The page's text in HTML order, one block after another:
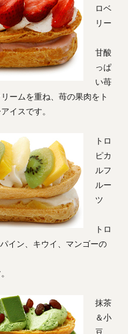
ロベ
リー
甘酸
っぱ
い苺
ームを重ね、苺の果肉をト
イスです。
トロ
ピカ
ルフ
ルー
ツ
トロ
イン、キウイ、マンゴーの
抹茶
＆小
豆